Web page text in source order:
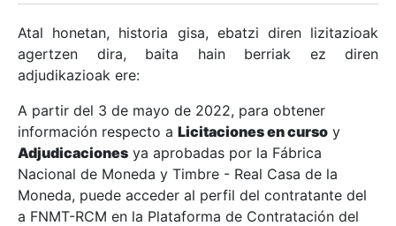
Erakutsi/Ezkutatu
Erakutsi/Ezkutatu
Erakutsi/Ezkutatu
Erakutsi/Ezkutatu
Atal honetan, historia gisa, ebatzi diren lizitazioak
agertzen dira, baita hain berriak ez diren
adjudikazioak ere:
A partir del 3 de mayo de 2022, para obtener
información respecto a Licitaciones en curso y
Adjudicaciones ya aprobadas por la Fábrica
Nacional de Moneda y Timbre - Real Casa de la
Moneda, puede acceder al perfil del contratante del
a FNMT-RCM en la Plataforma de Contratación del